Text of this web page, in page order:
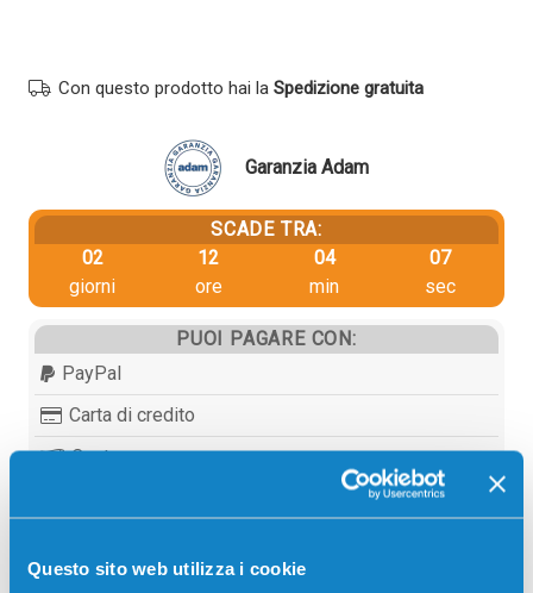
Questo sito web utilizza i cookie
MAGENTA
Con questo prodotto hai la Spedizione gratuita
Garanzia Adam
SCADE TRA:
02
giorni
12
ore
04
min
06
sec
PUOI PAGARE CON:
PayPal
Carta di credito
Contrassegno